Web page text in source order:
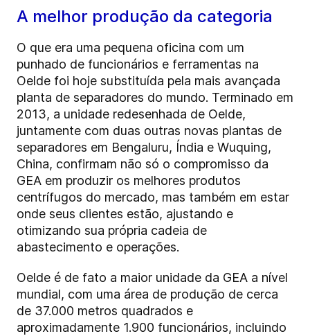
A melhor produção da categoria
O que era uma pequena oficina com um
punhado de funcionários e ferramentas na
Oelde foi hoje substituída pela mais avançada
planta de separadores do mundo. Terminado em
2013, a unidade redesenhada de Oelde,
juntamente com duas outras novas plantas de
separadores em Bengaluru, Índia e Wuquing,
China, confirmam não só o compromisso da
GEA em produzir os melhores produtos
centrífugos do mercado, mas também em estar
onde seus clientes estão, ajustando e
otimizando sua própria cadeia de
abastecimento e operações.
Oelde é de fato a maior unidade da GEA a nível
mundial, com uma área de produção de cerca
de 37.000 metros quadrados e
aproximadamente 1.900 funcionários, incluindo